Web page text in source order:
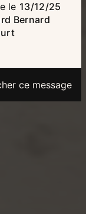
le 13/12/25
Bernard
ce message